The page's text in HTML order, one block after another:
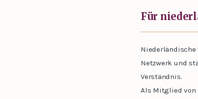
Für
Niederländische
Netzwerk und
Verständnis.
Als Mitglied von